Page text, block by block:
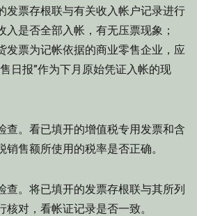
票存根联与有关收入帐户记录进行
入是否全部入帐，有无压票现象；
票为记帐依据的商业零售企业，应
日报”作为下月原始凭证入帐的现
。看已填开的增值税专用发票和含
售额所使用的税率是否正确。
。将已填开的发票存根联与其所列
对，看帐证记录是否一致。